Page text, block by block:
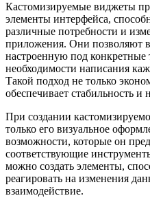
Кастомизируемые виджеты
элементы интерфейса,
различные потребности и
приложения. Они позволяют
настроенную под конкретные
необходимости написания
Такой подход не только
обеспечивает стабильность
При создании
только его визуальное
возможности, которые он
соответствующие
можно создать элементы,
реагировать на изменения
взаимодействие.